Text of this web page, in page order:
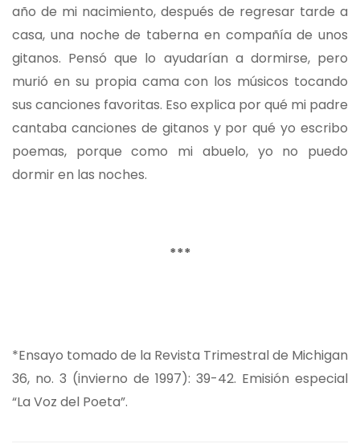
año de mi nacimiento, después de regresar tarde a
casa, una noche de taberna en compañía de unos
gitanos. Pensó que lo ayudarían a dormirse, pero
murió en su propia cama con los músicos tocando
sus canciones favoritas. Eso explica por qué mi padre
cantaba canciones de gitanos y por qué yo escribo
poemas, porque como mi abuelo, yo no puedo
dormir en las noches.
***
*Ensayo tomado de la Revista Trimestral de Michigan
36, no. 3 (invierno de 1997): 39-42. Emisión especial
“La Voz del Poeta”.